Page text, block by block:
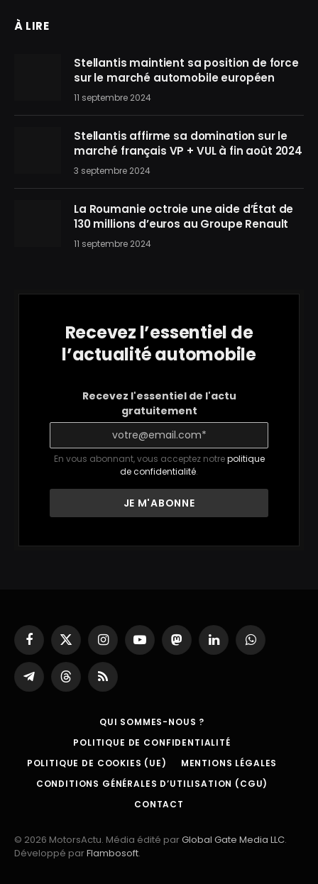
À LIRE
Stellantis maintient sa position de force
sur le marché automobile européen
11 septembre 2024
Stellantis affirme sa domination sur le
marché français VP + VUL à fin août 2024
3 septembre 2024
La Roumanie octroie une aide d’État de
130 millions d’euros au Groupe Renault
11 septembre 2024
Recevez l’essentiel de
l’actualité automobile
Recevez l'essentiel de l'actu
gratuitement
En vous abonnant, vous acceptez notrepolitique
de confidentialité.
Facebook
X
(Twitter)
InstagramYouTubeMastodonLinkedInWhatsApp
Partager
sur
ThreadsRSS
QUI SOMMES-NOUS ?
POLITIQUE DE CONFIDENTIALITÉ
POLITIQUE DE COOKIES (UE)
MENTIONS LÉGALES
CONDITIONS GÉNÉRALES D’UTILISATION (CGU)
CONTACT
© 2026 MotorsActu. Média édité parGlobal Gate Media LLC.
Développé parFlambosoft.